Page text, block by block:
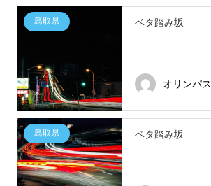
鳥取県 ベタ踏み坂
オリンパス
鳥取県 ベタ踏み坂